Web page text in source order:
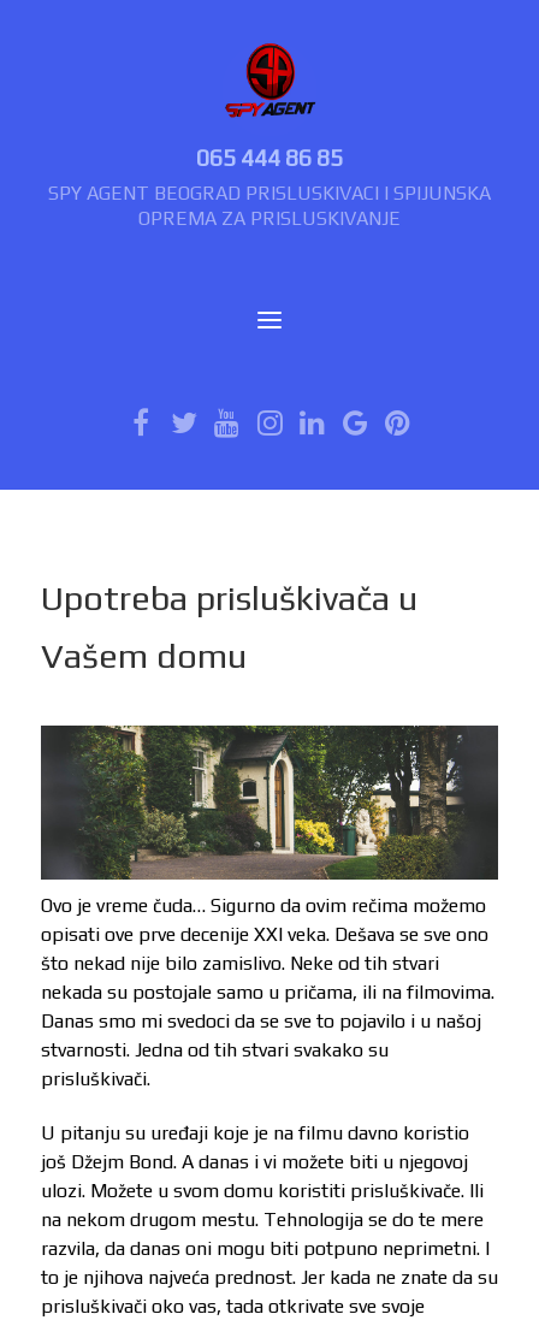
065 444 86 85
SPY AGENT BEOGRAD PRISLUSKIVACI I SPIJUNSKA
OPREMA ZA PRISLUSKIVANJE
Upotreba prisluškivača u
Vašem domu
Ovo je vreme čuda… Sigurno da ovim rečima možemo
opisati ove prve decenije XXI veka. Dešava se sve ono
što nekad nije bilo zamislivo. Neke od tih stvari
nekada su postojale samo u pričama, ili na filmovima.
Danas smo mi svedoci da se sve to pojavilo i u našoj
stvarnosti. Jedna od tih stvari svakako su
prisluškivači.
U pitanju su uređaji koje je na filmu davno koristio
još Džejm Bond. A danas i vi možete biti u njegovoj
ulozi. Možete u svom domu koristiti prisluškivače. Ili
na nekom drugom mestu. Tehnologija se do te mere
razvila, da danas oni mogu biti potpuno neprimetni. I
to je njihova najveća prednost. Jer kada ne znate da su
prisluškivači oko vas, tada otkrivate sve svoje